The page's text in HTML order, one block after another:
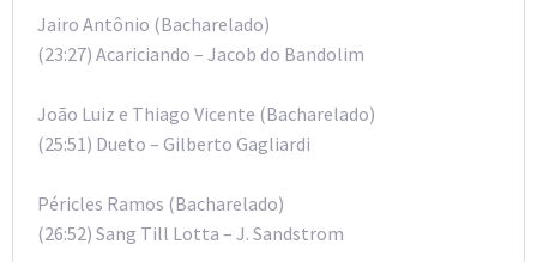
Jairo Antônio (Bacharelado)
(23:27) Acariciando – Jacob do Bandolim
João Luiz e Thiago Vicente (Bacharelado)
(25:51) Dueto – Gilberto Gagliardi
Péricles Ramos (Bacharelado)
(26:52) Sang Till Lotta – J. Sandstrom